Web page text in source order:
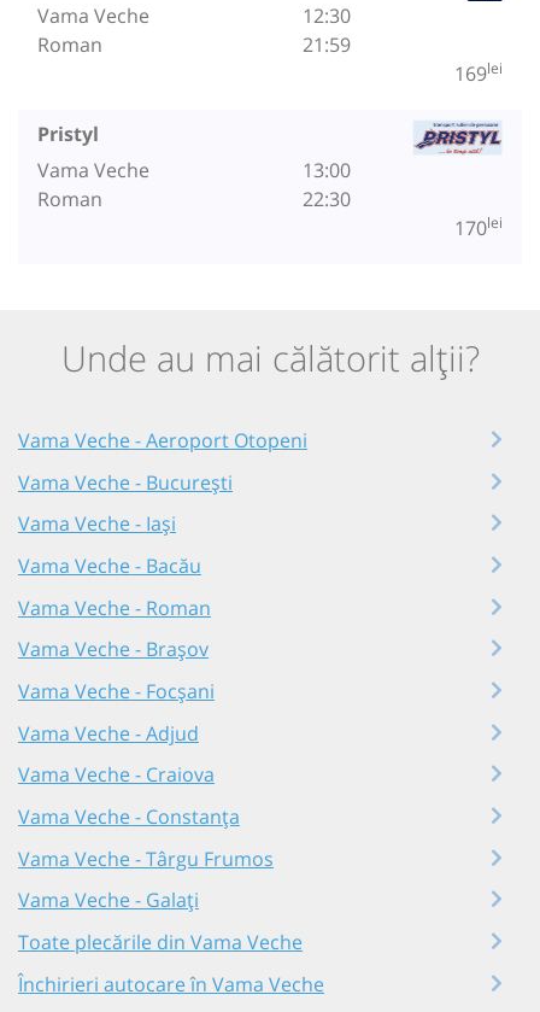
Vama Veche
Roman
12:30
21:59
169lei
Pristyl
Vama Veche
Roman
13:00
22:30
170lei
Unde au mai călătorit alții?
Vama Veche - Aeroport Otopeni
Vama Veche - București
Vama Veche - Iași
Vama Veche - Bacău
Vama Veche - Roman
Vama Veche - Brașov
Vama Veche - Focșani
Vama Veche - Adjud
Vama Veche - Craiova
Vama Veche - Constanța
Vama Veche - Târgu Frumos
Vama Veche - Galați
Toate plecările din Vama Veche
Închirieri autocare în Vama Veche